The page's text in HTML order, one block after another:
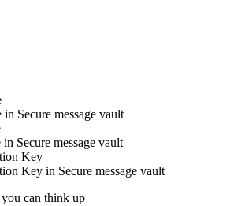
in Secure message vault
in Secure message vault
Key
Key in Secure message vault
can think up